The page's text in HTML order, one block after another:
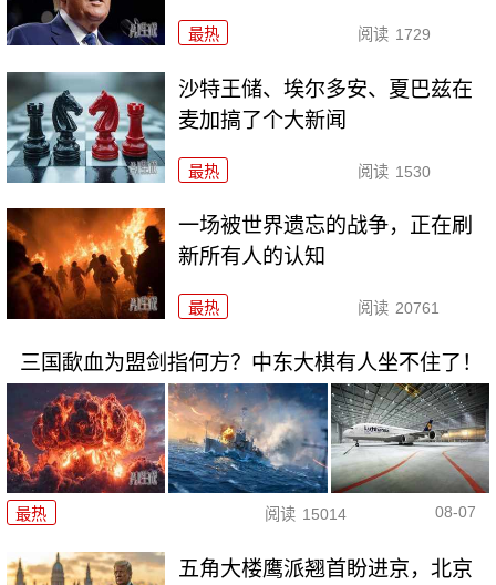
最热 阅读 1729
沙特王储、埃尔多安、夏巴兹在
麦加搞了个大新闻
最热 阅读 1530
一场被世界遗忘的战争，正在刷
新所有人的认知
最热 阅读 20761
三国歃血为盟剑指何方？中东大棋有人坐不住了！
最热 阅读 15014 08-07
五角大楼鹰派翘首盼进京，北京